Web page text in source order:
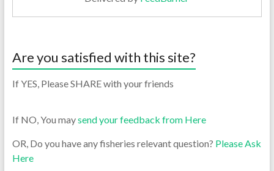
Are you satisfied with this site?
If YES, Please SHARE with your friends
If NO, You maysend your feedback from Here
OR, Do you have any fisheries relevant question? Please Ask
Here